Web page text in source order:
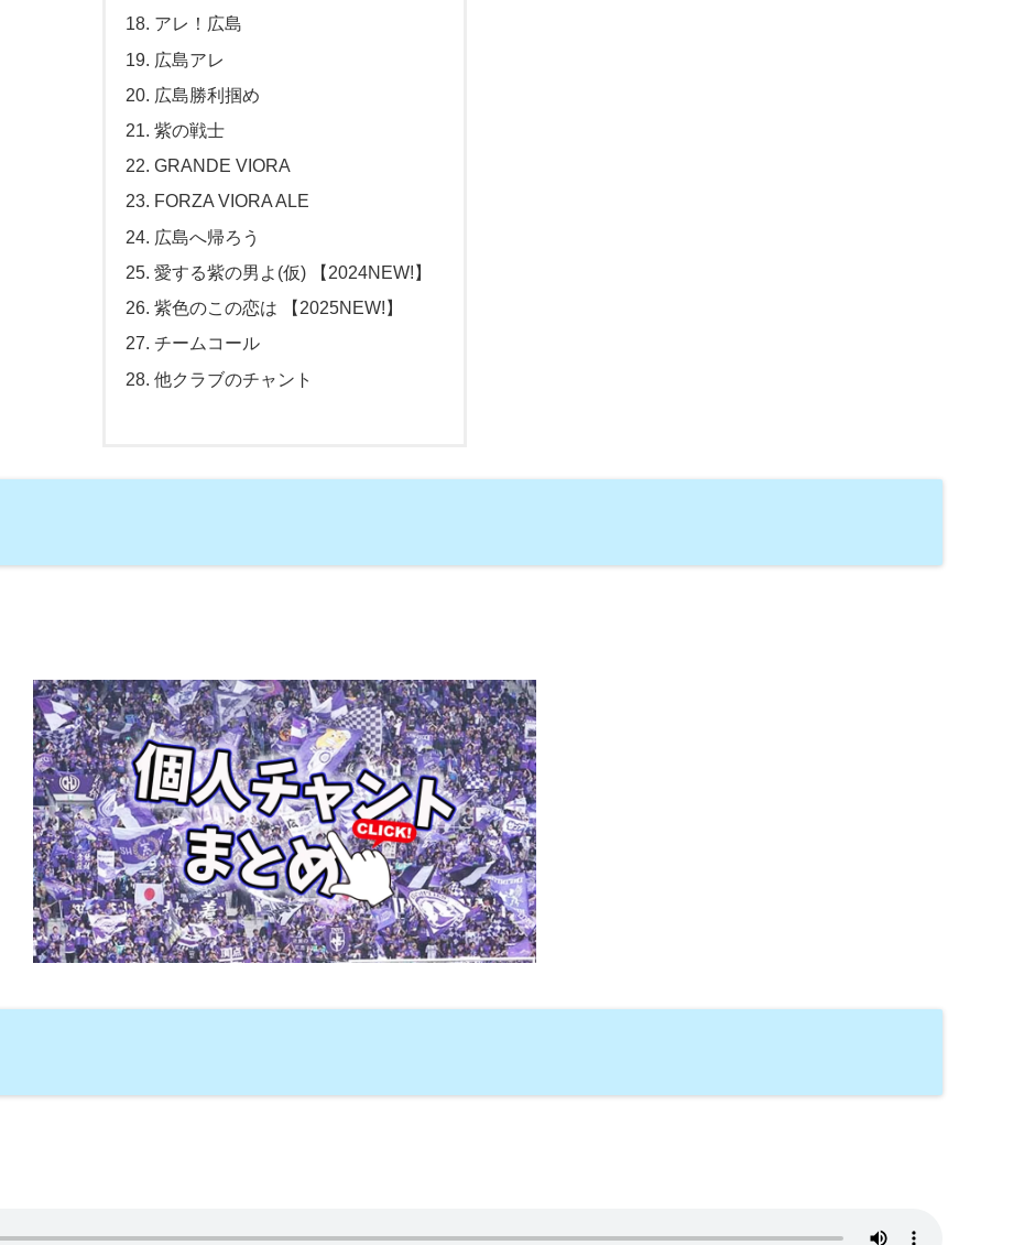
アレ！広島
広島アレ
広島勝利掴め
紫の戦士
GRANDE VIORA
FORZA VIORA ALE
広島へ帰ろう
愛する紫の男よ(仮) 【2024NEW!】
紫色のこの恋は 【2025NEW!】
チームコール
他クラブのチャント